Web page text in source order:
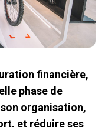
financière,
phase de
organisation,
et réduire ses